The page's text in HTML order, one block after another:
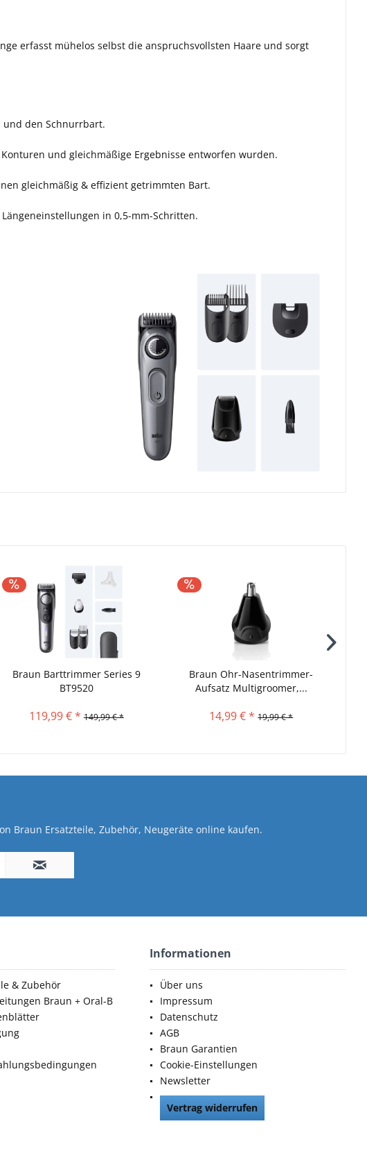
erfasst mühelos selbst die anspruchsvollsten Haare und sorgt
und den Schnurrbart.
und gleichmäßige Ergebnisse entworfen wurden.
gleichmäßig & effizient getrimmten Bart.
in 0,5-mm-Schritten.
Braun Barttrimmer Series 9
BT9520
119,99 € * 149,99 € *
Braun Ohr-Nasentrimmer-
Aufsatz Multigroomer,...
14,99 € * 19,99 € *
Braun Ersatzteile, Zubehör, Neugeräte online kaufen.
& Zubehör
Braun + Oral-B
Informationen
Über uns
Impressum
Datenschutz
AGB
Braun Garantien
Cookie-Einstellungen
Newsletter
Vertrag widerrufen